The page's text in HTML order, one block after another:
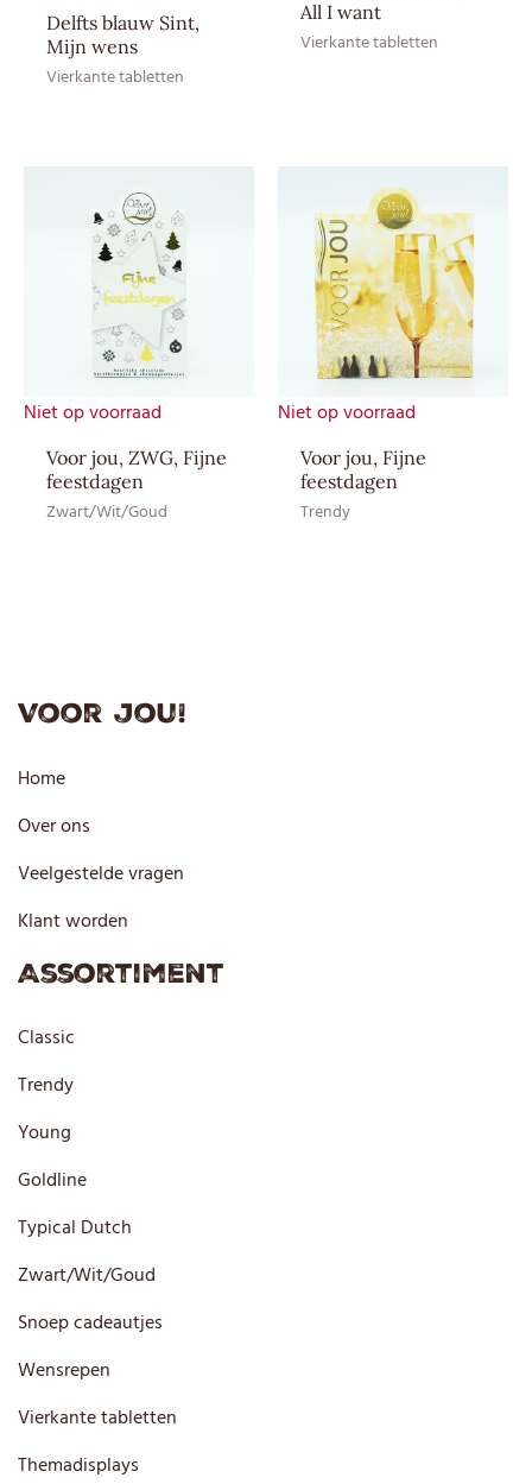
Bewaaradvies
Droog en bij
kamertemperatuur bewaren
Ingrediënten
Cacaomassa, Emulgator:
SOJAlecithine, Suiker, Volle
MELKpoeder, Watervrij
EAN CE
8717624836084
EAN HE
8717624836091
Delfts blauw Sint,
Mijn wens
Vierkante tabletten
All I want
Vierkante tabletten
Niet op voorraad
Voor jou, ZWG, Fijne
feestdagen
Zwart/Wit/Goud
Niet op voorraad
Voor jou, Fijne
feestdagen
Trendy
Voor jou!
Home
Over ons
Veelgestelde vragen
Klant worden
Assortiment
Classic
Trendy
Young
Goldline
Typical Dutch
Zwart/Wit/Goud
Snoep cadeautjes
Wensrepen
Vierkante tabletten
Themadisplays